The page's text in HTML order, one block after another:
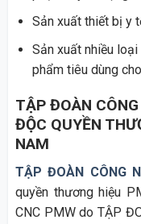
Sản xuất thiết bị y
Sản xuất nhiều
phẩm tiêu dùng
TẬP ĐOÀN
ĐỘC QUYỀN
NAM
TẬP ĐOÀN CÔNG
quyền thương hiệu
CNC PMW do TẬP